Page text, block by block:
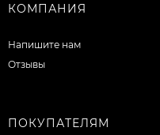
КОМПАНИЯ
Напишите нам
Отзывы
ПОКУПАТЕЛЯМ